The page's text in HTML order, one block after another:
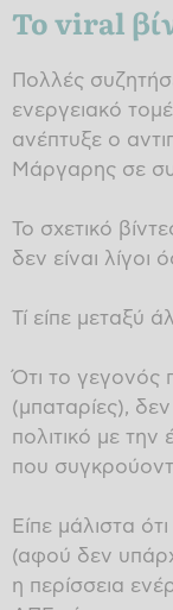
Το viral
Πολλές
ενεργειακό
ανέπτυξε ο
Μάργαρης σε
Το σχετικό
δεν είναι λίγοι
Τί είπε μεταξύ
Ότι το γεγονός
(μπαταρίες),
πολιτικό με
που
Είπε μάλιστα
(αφού δεν
η περίσσεια